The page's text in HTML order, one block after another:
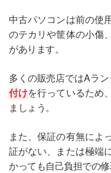
中古パソコンは前の使
のテカリや筐体の小傷
があります。
多くの販売店ではAラ
付けを行っているため
ましょう。
また、保証の有無によ
証がない、または極端
かっても自己負担での